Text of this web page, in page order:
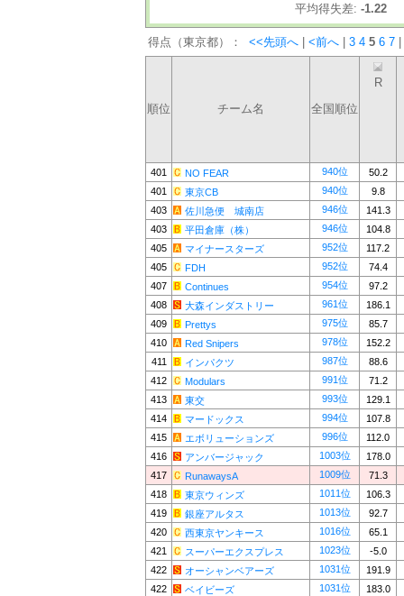
平均得失差: -1.22
得点（東京都）： <<先頭へ <前へ 3 4 5 6 7
順位 チーム名 全国順位
R
401 NO FEAR 940位
50.2
401
東京CB 940位
9.8
403
佐川急便 城南店 946位
141.3
403
平田倉庫（株） 946位
104.8
405
マイナースターズ 952位
117.2
405
FDH 952位
74.4
407
Continues 954位
97.2
408
大森インダストリー 961位
186.1
409
Prettys 975位
85.7
410
Red Snipers 978位
152.2
411
インパクツ 987位
88.6
412
Modulars 991位
71.2
413
東交 993位
129.1
414
マードックス 994位
107.8
415
エボリューションズ 996位
112.0
416
アンバージャック 1003位
178.0
417
RunawaysA 1009位
71.3
418
東京ウィンズ 1011位
106.3
419
銀座アルタス 1013位
92.7
420
西東京ヤンキース 1016位
65.1
421
スーパーエクスプレス 1023位
-5.0
422
オーシャンベアーズ 1031位
191.9
422
ベイビーズ 1031位
183.0